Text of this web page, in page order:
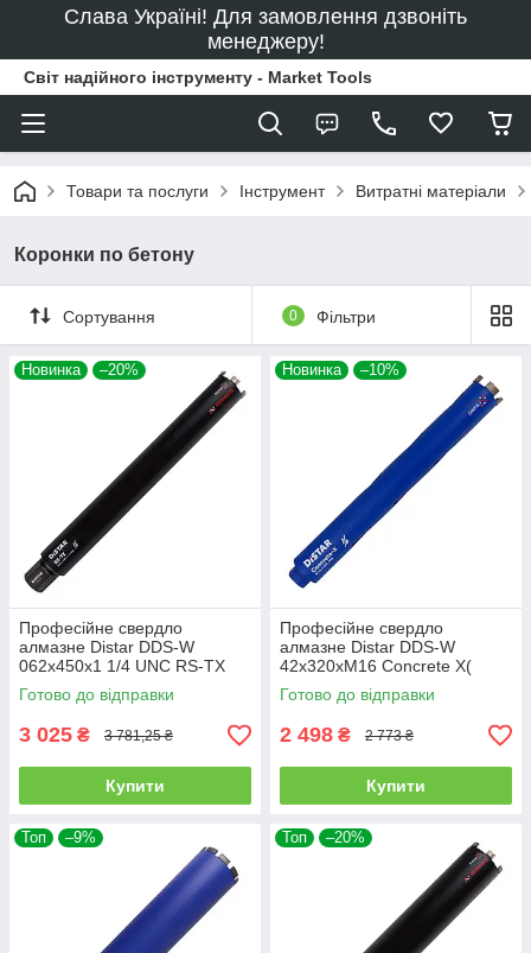
Слава Україні! Для замовлення дзвоніть
менеджеру!
Світ надійного інструменту - Market Tools
Товари та послуги Інструмент Витратні матеріали
Коронки по бетону
Сортування 0 Фільтри
Новинка –20%
Професійне свердло
алмазне Distar DDS-W
062x450x1 1/4 UNC RS-TX
(10170085489)
Готово до відправки
3 025 ₴ 3 781,25 ₴
Купити
Новинка –10%
Професійне свердло
алмазне Distar DDS-W
42x320xМ16 Concrete X(
17984540069)
Готово до відправки
2 498 ₴ 2 773 ₴
Купити
Топ –9% Топ –20%